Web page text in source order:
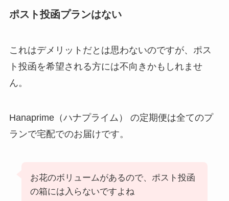
ポスト投函プランはない
これはデメリットだとは思わないのですが、ポス
ト投函を希望される方には不向きかもしれませ
ん。
Hanaprime（ハナプライム） の定期便は全てのプ
ランで宅配でのお届けです。
お花のボリュームがあるので、ポスト投函
の箱には入らないですよね